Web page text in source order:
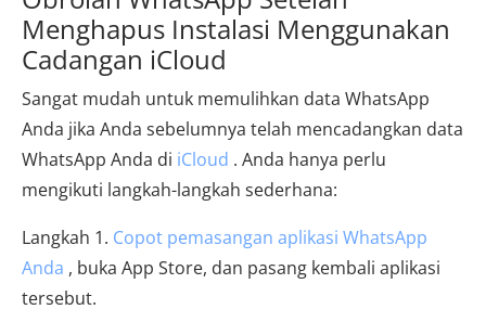
Menghapus Instalasi Menggunakan
Cadangan iCloud
Sangat mudah untuk memulihkan data WhatsApp
Anda jika Anda sebelumnya telah mencadangkan data
WhatsApp Anda di iCloud . Anda hanya perlu
mengikuti langkah-langkah sederhana:
Langkah 1. Copot pemasangan aplikasi WhatsApp
Anda , buka App Store, dan pasang kembali aplikasi
tersebut.